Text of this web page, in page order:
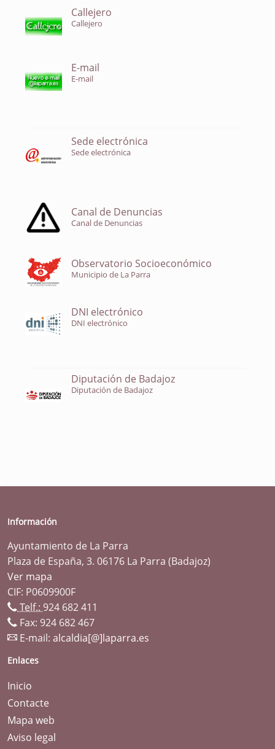
Callejero
Callejero
E-mail
E-mail
Sede electrónica
Sede electrónica
Canal de Denuncias
Canal de Denuncias
Observatorio Socioeconómico
Municipio de La Parra
DNI electrónico
DNI electrónico
Diputación de Badajoz
Diputación de Badajoz
Información
Ayuntamiento de La Parra
Plaza de España, 3. 06176 La Parra (Badajoz)
Ver mapa
CIF: P0609900F
Telf.: 924 682 411
Fax: 924 682 467
E-mail: alcaldia[@]laparra.es
Enlaces
Inicio
Contacte
Mapa web
Aviso legal